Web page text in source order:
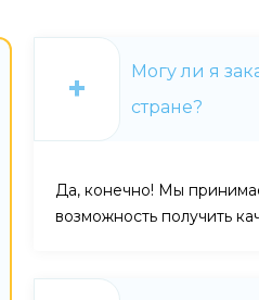
Могу ли я
стране?
Да, конечно! Мы
возможность получить